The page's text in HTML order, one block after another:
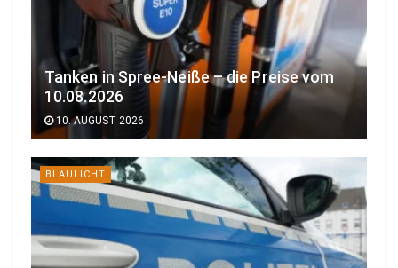
Tanken in Spree-Neiße – die Preise vom
10.08.2026
10. AUGUST 2026
BLAULICHT